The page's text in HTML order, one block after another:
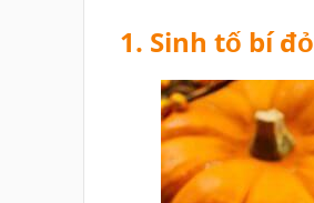
1. Sinh tố bí đỏ